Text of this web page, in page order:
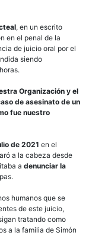
, en un escrito
en el penal de la
de juicio oral por el
siendo
Organización y el
de asesinato de un
fue nuestro
de 2021 en el
a la cabeza desde
a denunciar la
humanos que se
de este juicio,
tratando como
a la familia de Simón